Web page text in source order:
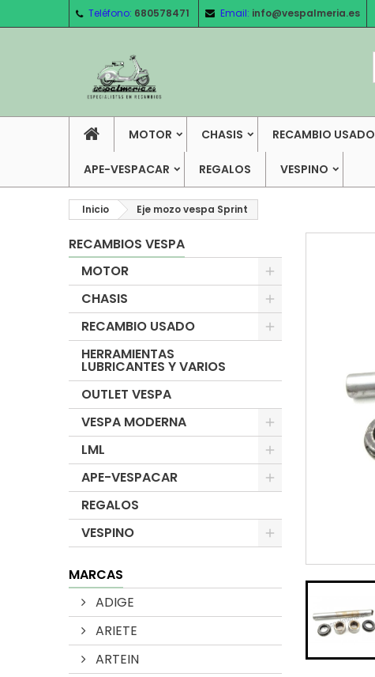
Teléfono: 680578471 Email: info@vespalmeria.es
MOTOR CHASIS RECAMBIO USADO
APE-VESPACAR REGALOS VESPINO
Inicio Eje mozo vespa Sprint
RECAMBIOS VESPA
MOTOR
CHASIS
RECAMBIO USADO
HERRAMIENTAS
LUBRICANTES Y VARIOS
OUTLET VESPA
VESPA MODERNA
LML
APE-VESPACAR
REGALOS
VESPINO
MARCAS
ADIGE
ARIETE
ARTEIN